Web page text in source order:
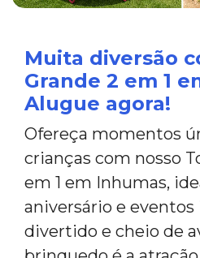
Muita diversão
Grande 2 em 1
Alugue agora!
Ofereça momentos
crianças com nosso
em 1 em Inhumas,
aniversário e eventos
divertido e cheio de